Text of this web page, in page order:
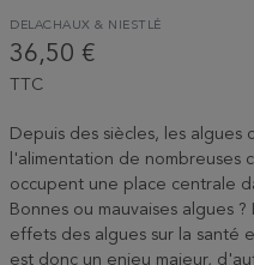
DELACHAUX & NIESTLÉ
36,50 €
TTC
Depuis des siècles, les
l'alimentation de nombreuses
occupent une place centrale
Bonnes ou mauvaises algues
effets des algues sur la santé
est donc un enjeu majeur,